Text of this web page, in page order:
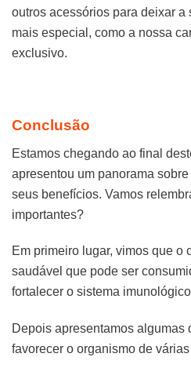
outros acessórios para deixar
mais especial, como a nossa
exclusivo.
Conclusão
Estamos chegando ao final
apresentou um panorama
seus benefícios. Vamos
importantes?
Em primeiro lugar, vimos que o
saudável que pode ser
fortalecer o sistema
Depois apresentamos algumas
favorecer o organismo de várias